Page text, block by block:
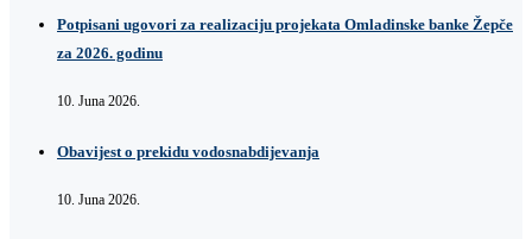
Potpisani ugovori za realizaciju projekata Omladinske banke Žepče
za 2026. godinu
10. Juna 2026.
Obavijest o prekidu vodosnabdijevanja
10. Juna 2026.